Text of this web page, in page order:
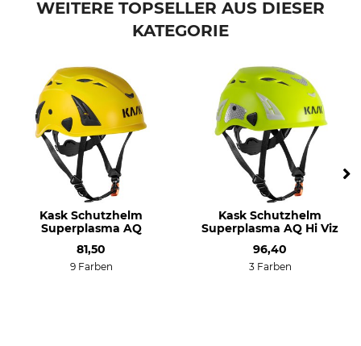
WEITERE TOPSELLER AUS DIESER
KATEGORIE
Kask Schutzhelm
Superplasma AQ
81,50
9 Farben
Kask Schutzhelm
Superplasma AQ Hi Viz
96,40
3 Farben